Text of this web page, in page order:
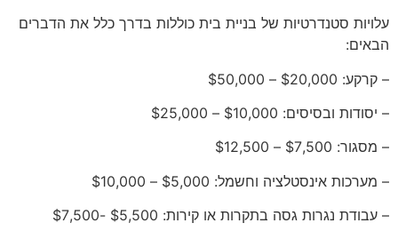
עלויות סטנדרטיות של בניית בית כוללות בדרך כלל את הדברים
הבאים:
– קרקע: $20,000 – $50,000
– יסודות ובסיסים: $10,000 – $25,000
– מסגור: $7,500 – $12,500
– מערכות אינסטלציה וחשמל: $5,000 – $10,000
– עבודת נגרות גסה בתקרות או קירות: $5,500 -$7,500